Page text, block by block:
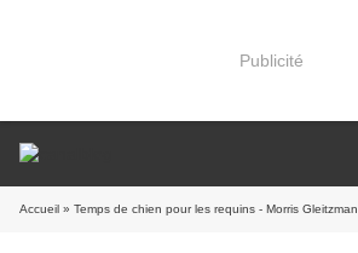
Publicité
Accueil » Temps de chien pour les requins - Morris Gleitzman